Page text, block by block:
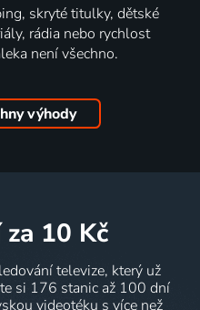
skryté titulky, dětské
rádia nebo rychlost
není všechno.
výhody
za 10 Kč
televize, který už
si 176 stanic až 100 dní
videotéku s více než